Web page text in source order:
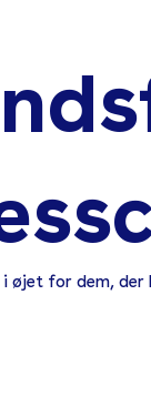
øjet for dem, der